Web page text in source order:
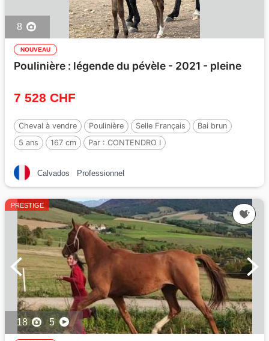
8
NOUVEAU
Poulinière : légende du pévèle - 2021 - pleine
7 528 CHF
Cheval à vendre Poulinière Selle Français
Bai brun
5 ans
167 cm Par : CONTENDRO I
Calvados Professionnel
PRESTIGE
18 5